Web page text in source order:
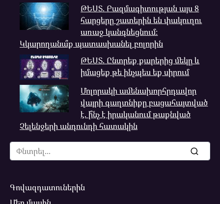
ԹԵՍՏ. Բազմագիտության այս 8
հարցերը շատերին են փակուղու
առաջ կանգնեցնում։
Կկարողանա՞ք պատասխանել բոլորին
ԹԵՍՏ. Ընտրեք քարերից մեկը և
իմացեք թե ինչպես եք սիրում
Մոլորակի ամենախորհրդավոր
վայրի գաղտնիքը բացահայտված
է. ի՞նչ է իրականում թաքնված
Չելենջերի անդունդի հատակին
Search
for:
Գովազդատուներին